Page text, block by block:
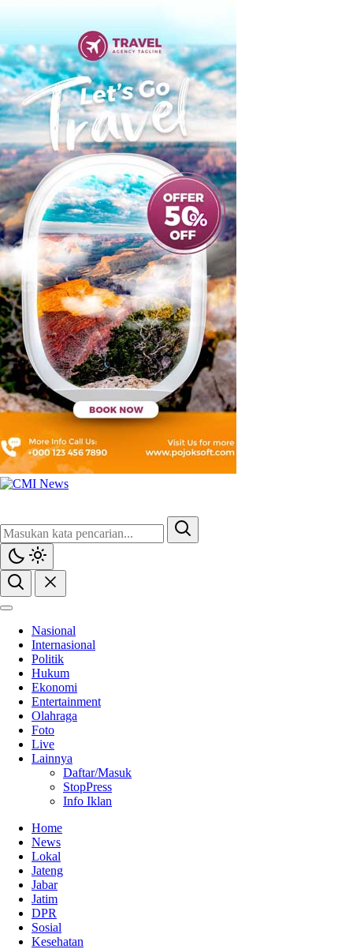
Nasional
Internasional
Politik
Hukum
Ekonomi
Entertainment
Olahraga
Foto
Live
Lainnya
Daftar/Masuk
StopPress
Info Iklan
Home
News
Lokal
Jateng
Jabar
Jatim
DPR
Sosial
Kesehatan